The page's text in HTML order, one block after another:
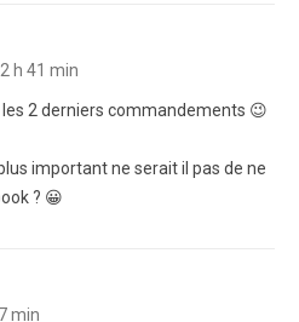
h 41 min
2 derniers commandements 😉
important ne serait il pas de ne
? 😀
min